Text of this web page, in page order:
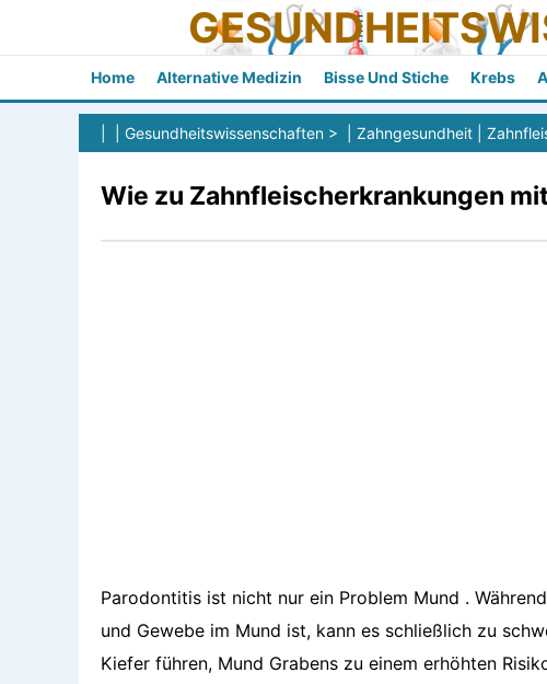
Home Alternative Medizin Bisse Und Stiche Krebs
Gesundheitswissenschaften > | Zahngesundheit
Wie zu Zahnfleischerkrankungen
Parodontitis ist nicht nur ein Problem Mund .
und Gewebe im Mund ist, kann es schließlich zu
Kiefer führen, Mund Grabens zu einem erhöhten